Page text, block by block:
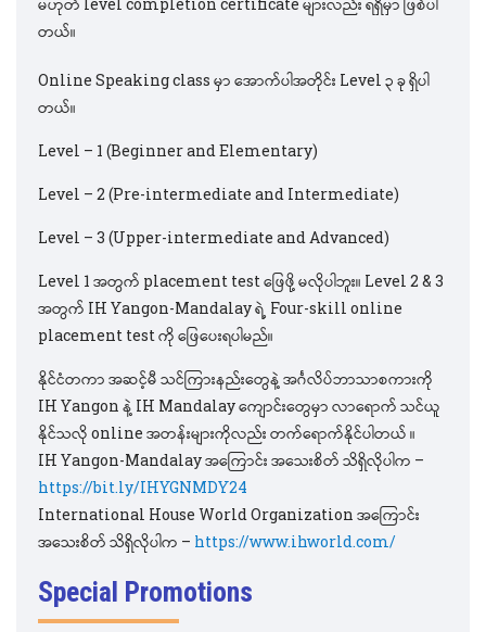
တယ်။
Online Speaking class မှာ အောက်ပါအတိုင်း Level ၃ ခု ရှိပါ
တယ်။
Level – 1 (Beginner and Elementary)
Level – 2 (Pre-intermediate and Intermediate)
Level – 3 (Upper-intermediate and Advanced)
Level 1 အတွက် placement test ဖြေဖို့ မလိုပါဘူး။ Level 2 & 3
အတွက် IH Yangon-Mandalay ရဲ့ Four-skill online
placement test ကို ဖြေပေးရပါမည်။
နိုင်ငံတကာ အဆင့်မီ သင်ကြားနည်းတွေနဲ့ အင်္ဂလိပ်ဘာသာစကားကို
IH Yangon နဲ့ IH Mandalay ကျောင်းတွေမှာ လာရောက် သင်ယူ
နိုင်သလို online အတန်းများကိုလည်း တက်ရောက်နိုင်ပါတယ် ။
IH Yangon-Mandalay အကြောင်း အသေးစိတ် သိရှိလိုပါက –
https://bit.ly/IHYGNMDY24
International House World Organization အကြောင်း
အသေးစိတ် သိရှိလိုပါက – https://www.ihworld.com/
Special Promotions